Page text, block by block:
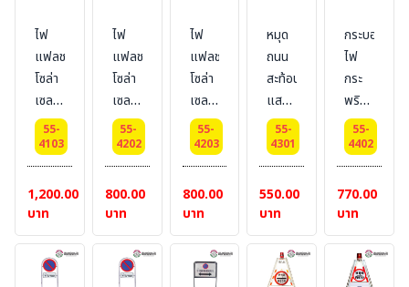
สี :
แดง
ไฟ
แฟลช
โซล่า
เซลล์
3 นิ้ว
สำหรับ
ติด
กรวย
จราจร
(ราคา
ไม่
รวม
55-
4103
1,200.00
บาท
ไฟ
แฟลช
โซล่า
เซลล์
1 นิ้ว
x 3
นิ้ว
สำหรับ
ติด
กรวย
จราจร
(ราคา
55-
4202
800.00
บาท
ไฟ
แฟลช
โซล่า
เซลล์
1 นิ้ว
x 3
นิ้ว
สำหรับ
ติด
กรวย
จราจร
(ราคา
55-
4203
800.00
บาท
หมุด
ถนน
สะท้อน
แสง
(สีขาว
และสี
เหลือง
ราคา
เท่า
กัน)
55-
4301
550.00
บาท
กระบอง
ไฟ
กระ
พริบ
3
จังหวะ
55-
4402
770.00
บาท